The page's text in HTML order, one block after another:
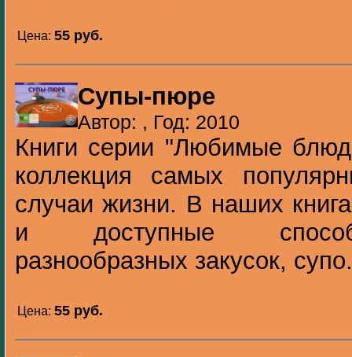
Цена: 55 pуб.
Супы-пюре
Автор: , Год: 2010
Книги серии "Любимые
коллекция самых
случаи жизни. В наших
и доступные
разнообразных закусок,
Цена: 55 pуб.